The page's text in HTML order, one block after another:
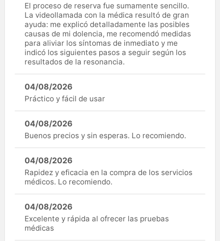
El proceso de reserva fue sumamente sencillo.
La videollamada con la médica resultó de gran
ayuda: me explicó detalladamente las posibles
causas de mi dolencia, me recomendó medidas
para aliviar los síntomas de inmediato y me
indicó los siguientes pasos a seguir según los
resultados de la resonancia.
04/08/2026
Práctico y fácil de usar
04/08/2026
Buenos precios y sin esperas. Lo recomiendo.
04/08/2026
Rapidez y eficacia en la compra de los servicios
médicos. Lo recomiendo.
04/08/2026
Excelente y rápida al ofrecer las pruebas
médicas